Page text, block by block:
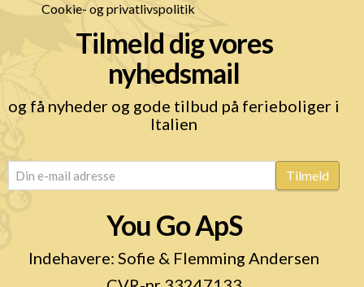
Cookie- og privatlivspolitik
Tilmeld dig vores
nyhedsmail
og få nyheder og gode tilbud på ferieboliger i
Italien
email (Påkrævet) Tilmeld
You Go ApS
Indehavere: Sofie & Flemming Andersen